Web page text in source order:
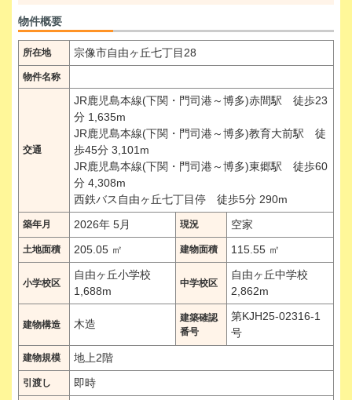
物件概要
所在地 宗像市自由ヶ丘七丁目28
物件名称
交通
JR鹿児島本線(下関・門司港～博多)赤間駅 徒歩23
分 1,635m
JR鹿児島本線(下関・門司港～博多)教育大前駅 徒
歩45分 3,101m
JR鹿児島本線(下関・門司港～博多)東郷駅 徒歩60
分 4,308m
西鉄バス自由ヶ丘七丁目停 徒歩5分 290m
築年月 2026年 5月 現況 空家
土地面積 205.05 ㎡ 建物面積 115.55 ㎡
小学校区
自由ヶ丘小学校
1,688m
中学校区
自由ヶ丘中学校
2,862m
建物構造 木造
建築確認
番号
第KJH25-02316-1
号
建物規模 地上2階
引渡し 即時